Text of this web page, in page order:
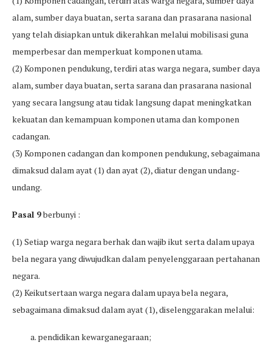
alam, sumber daya buatan, serta sarana dan prasarana nasional
yang telah disiapkan untuk dikerahkan melalui mobilisasi guna
memperbesar dan memperkuat komponen utama.
(2) Komponen pendukung, terdiri atas warga negara, sumber daya
alam, sumber daya buatan, serta sarana dan prasarana nasional
yang secara langsung atau tidak langsung dapat meningkatkan
kekuatan dan kemampuan komponen utama dan komponen
cadangan.
(3) Komponen cadangan dan komponen pendukung, sebagaimana
dimaksud dalam ayat (1) dan ayat (2), diatur dengan undang-
undang.
Pasal 9berbunyi :
(1) Setiap warga negara berhak dan wajib ikut serta dalam upaya
bela negara yang diwujudkan dalam penyelenggaraan pertahanan
negara.
(2) Keikutsertaan warga negara dalam upaya bela negara,
sebagaimana dimaksud dalam ayat (1), diselenggarakan melalui:
a. pendidikan kewarganegaraan;